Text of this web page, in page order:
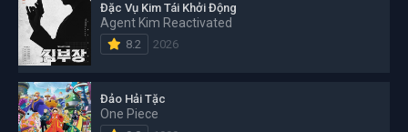
Đặc Vụ Kim Tái Khởi Động
Agent Kim Reactivated
8.2 2026
Đảo Hải Tặc
One Piece